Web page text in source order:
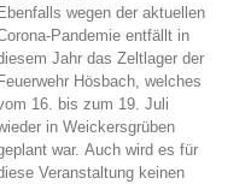
Ebenfalls wegen der aktuellen
Pandemie entfällt in
Jahr das Zeltlager der
Feuerwehr Hösbach, welches
16. bis zum 19. Juli
in Weickersgrüben
war. Auch wird es für
Veranstaltung keinen